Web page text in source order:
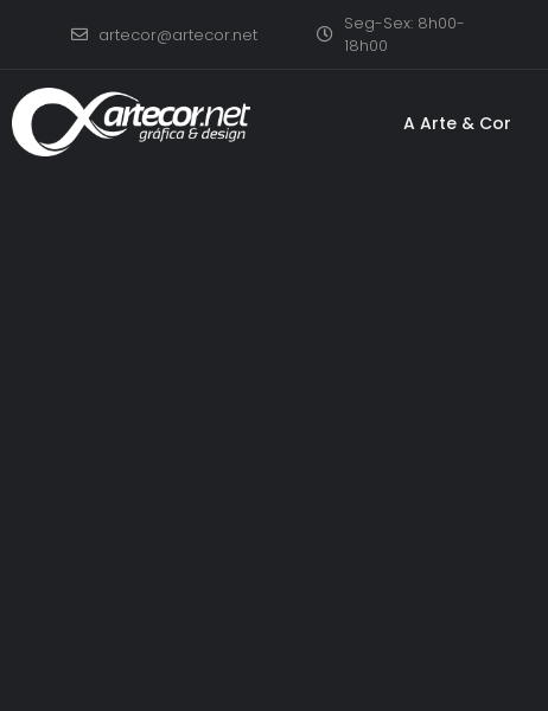
artecor@artecor.net
Seg-Sex: 8h00-
18h00
A Arte & Cor